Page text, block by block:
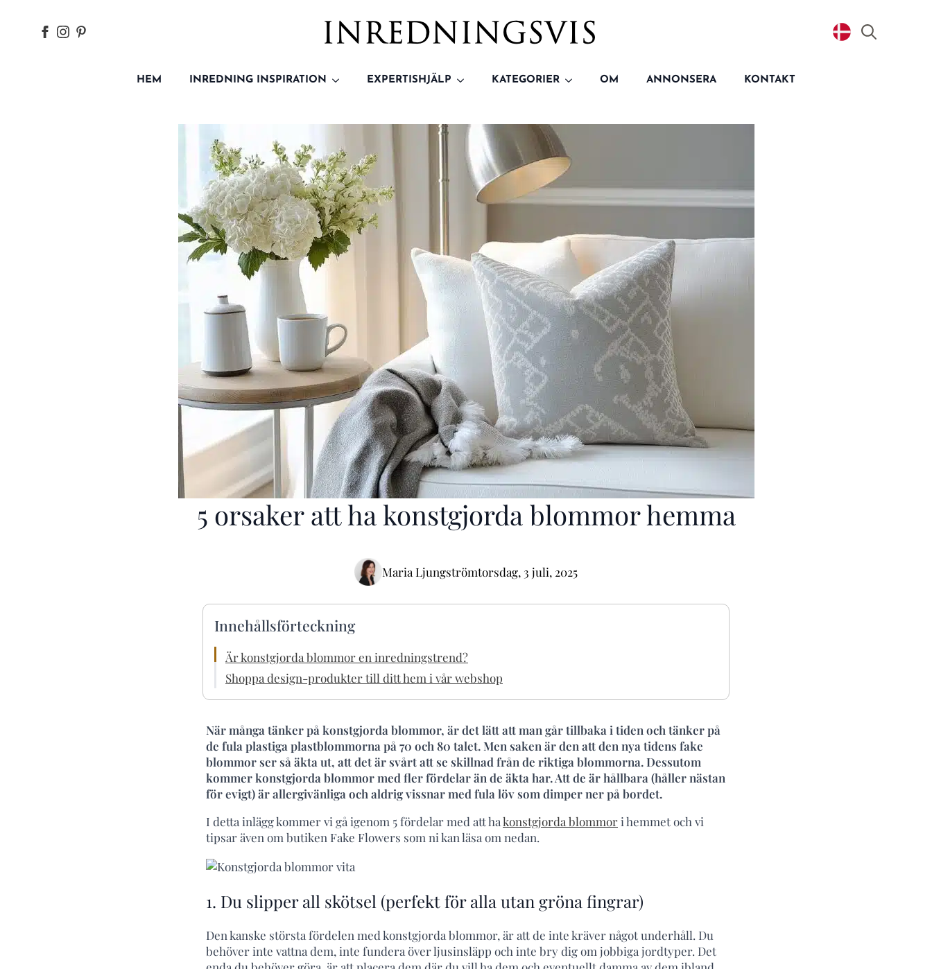
HEM INREDNING INSPIRATION EXPERTISHJÄLP KATEGORIER OM ANNONSERA KONTAKT
5 orsaker att ha konstgjorda blommor hemma
Maria Ljungströmtorsdag, 3 juli, 2025
Innehållsförteckning
Är konstgjorda blommor en inredningstrend?
Shoppa design-produkter till ditt hem i vår webshop
När många tänker på konstgjorda blommor, är det lätt att man går tillbaka i tiden och tänker på
de fula plastiga plastblommorna på 70 och 80 talet. Men saken är den att den nya tidens fake
blommor ser så äkta ut, att det är svårt att se skillnad från de riktiga blommorna. Dessutom
kommer konstgjorda blommor med fler fördelar än de äkta har. Att de är hållbara (håller nästan
för evigt) är allergivänliga och aldrig vissnar med fula löv som dimper ner på bordet.
I detta inlägg kommer vi gå igenom 5 fördelar med att hakonstgjorda blommori hemmet och vi
tipsar även om butiken Fake Flowers som ni kan läsa om nedan.
1. Du slipper all skötsel (perfekt för alla utan gröna fingrar)
Den kanske största fördelen med konstgjorda blommor, är att de inte kräver något underhåll. Du
behöver inte vattna dem, inte fundera över ljusinsläpp och inte bry dig om jobbiga jordtyper. Det